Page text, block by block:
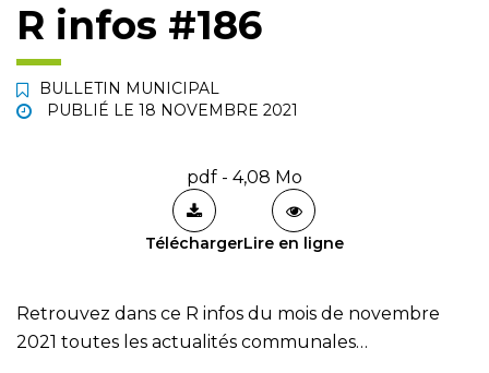
R infos #186
BULLETIN MUNICIPAL
PUBLIÉ LE 18 NOVEMBRE 2021
pdf - 4,08 Mo
TéléchargerLire en ligne
Retrouvez dans ce R infos du mois de novembre
2021 toutes les actualités communales…